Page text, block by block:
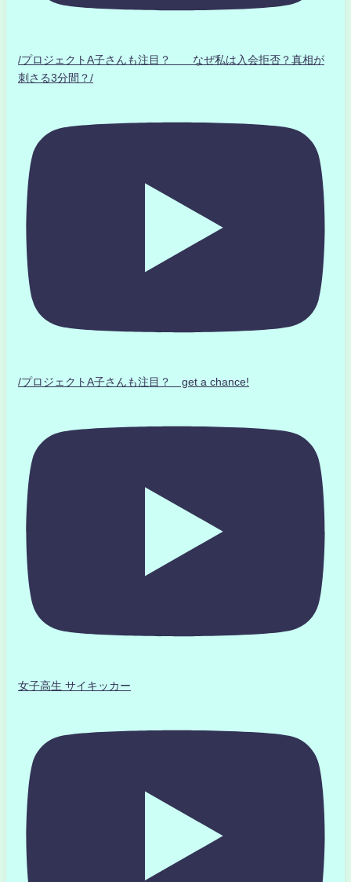
/プロジェクトA子さんも注目？ なぜ私は入会拒否？真相が
刺さる3分間？/
/プロジェクトA子さんも注目？ get a chance!
女子高生 サイキッカー